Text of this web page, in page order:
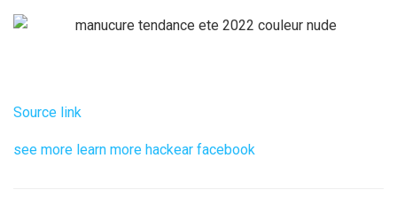
Source link
see more learn more hackear facebook